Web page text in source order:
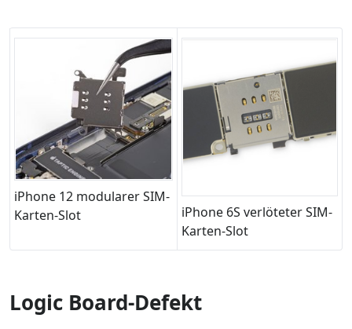
iPhone 12 modularer SIM-
Karten-Slot
iPhone 6S verlöteter SIM-
Karten-Slot
Logic Board-Defekt